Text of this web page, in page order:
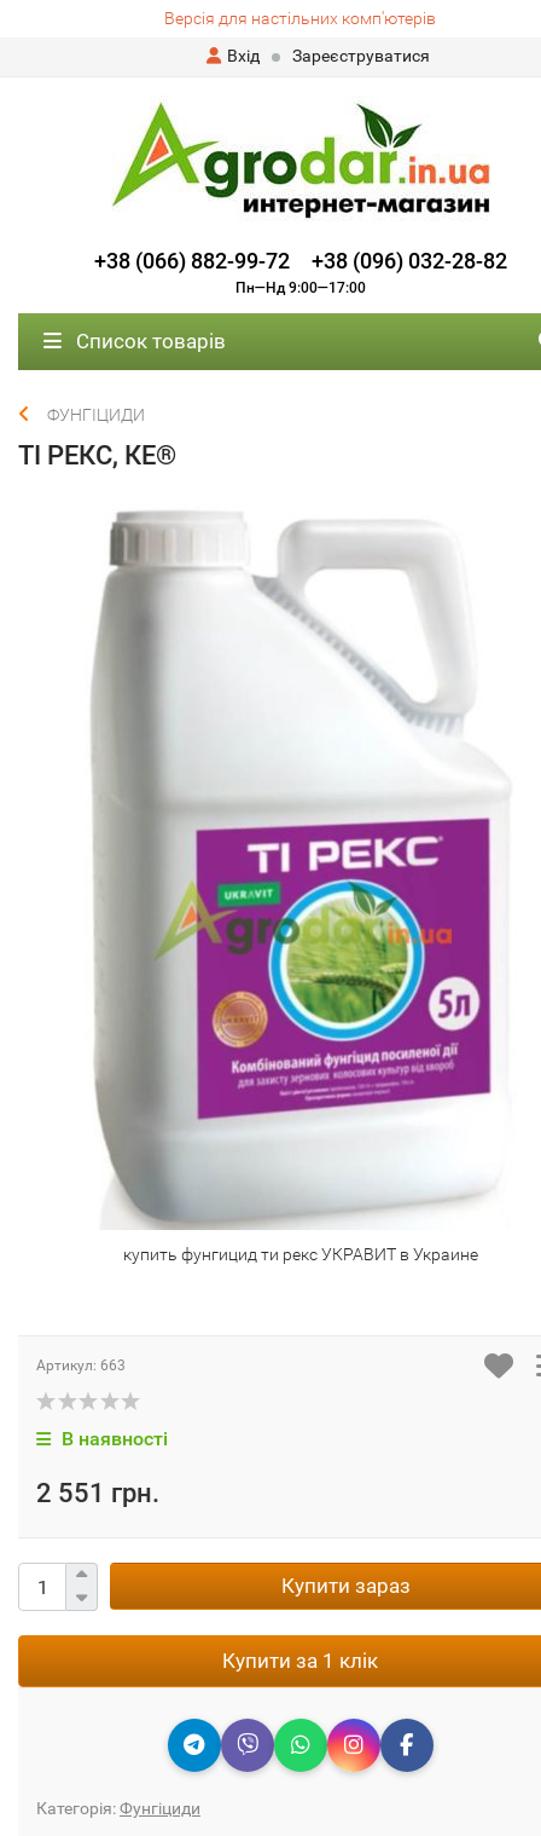
Версія для настільних комп'ютерів
Вхід
Зареєструватися
+38 (066) 882-99-72 +38 (096) 032-28-82
Пн—Нд 9:00—17:00
Список товарів
ФУНГІЦИДИ
ТІ РЕКС, КЕ®
купить фунгицид ти рекс УКРАВИТ в Украине
Артикул: 663
В наявності
2 551 грн.
Купити зараз
Купити за 1 клік
Категорія:Фунгіциди